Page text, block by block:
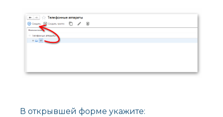
В открывшей форме укажите: